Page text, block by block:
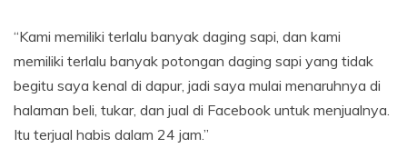
“Kami memiliki terlalu banyak daging sapi, dan kami
memiliki terlalu banyak potongan daging sapi yang tidak
begitu saya kenal di dapur, jadi saya mulai menaruhnya di
halaman beli, tukar, dan jual di Facebook untuk menjualnya.
Itu terjual habis dalam 24 jam.”